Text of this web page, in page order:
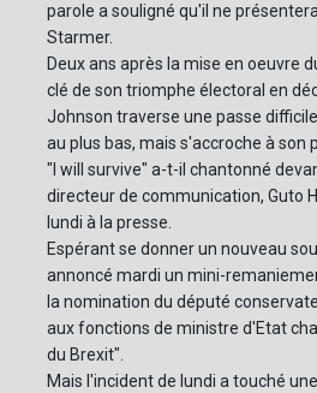
parole a souligné qu'il ne
Starmer.
Deux ans après la mise en oeuvre
clé de son triomphe électoral en
Johnson traverse une passe
au plus bas, mais s'accroche à son
"I will survive" a-t-il chantonné
directeur de communication, Guto
lundi à la presse.
Espérant se donner un nouveau
annoncé mardi un mini-
la nomination du député
aux fonctions de ministre d'Etat
du Brexit".
Mais l'incident de lundi a touché